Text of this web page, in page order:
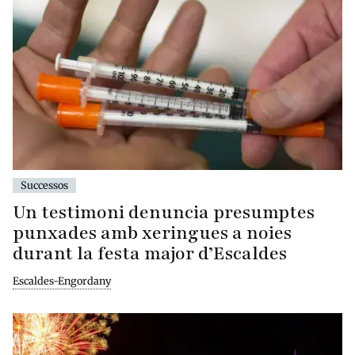
Successos
Un testimoni denuncia presumptes
punxades amb xeringues a noies
durant la festa major d’Escaldes
Escaldes-Engordany